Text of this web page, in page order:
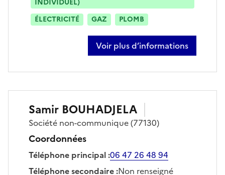
INDIVIDUEL)
ÉLECTRICITÉ
GAZ PLOMB
Voir plus d’informations
sur christophe berthy
Samir BOUHADJELA
Société non-communique(77130)
Coordonnées
Téléphone principal:06 47 26 48 94
Téléphone secondaire:Non renseigné